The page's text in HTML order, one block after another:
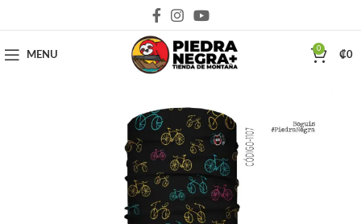
MENU
0
₡0
Deja que la montaña sea parte de tu vida